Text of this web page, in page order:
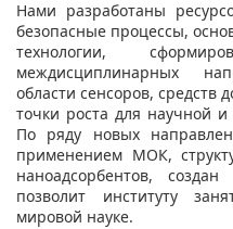
Нами разработаны
безопасные процессы,
технологии,
междисциплинарных
области сенсоров, средств
точки роста для научной
По ряду новых
применением МОК,
наноадсорбентов,
позволит институту
мировой науке.